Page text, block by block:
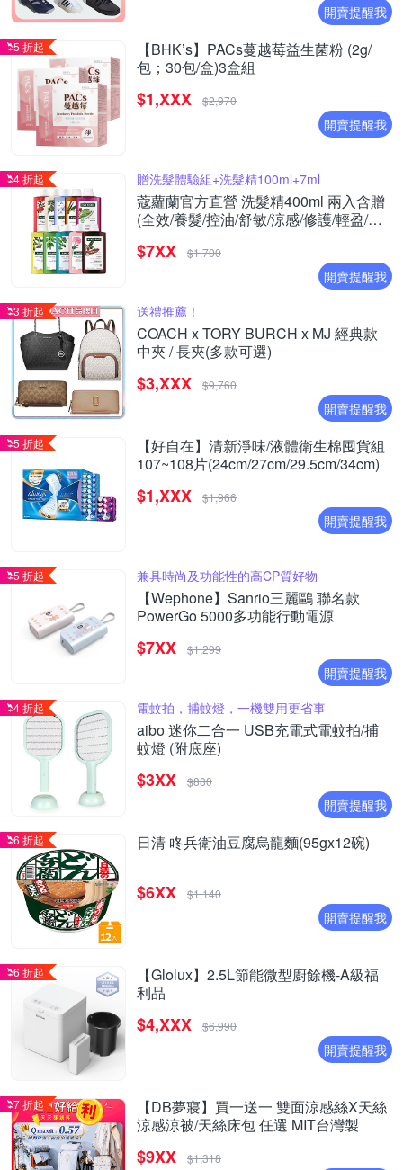
開賣提醒我
5 折起
【BHK’s】PACs蔓越莓益生菌粉 (2g/
包；30包/盒)3盒組
$1,XXX $2,970
開賣提醒我
4 折起 贈洗髮體驗組+洗髮精100ml+7ml
蔻蘿蘭官方直營 洗髮精400ml 兩入含贈
(全效/養髮/控油/舒敏/涼感/修護/輕盈/護
$7XX $1,700
開賣提醒我
3 折起 送禮推薦！
COACH x TORY BURCH x MJ 經典款
中夾 / 長夾(多款可選)
$3,XXX $9,760
開賣提醒我
5 折起
【好自在】清新淨味/液體衛生棉囤貨組
107~108片(24cm/27cm/29.5cm/34cm)
$1,XXX $1,966
開賣提醒我
5 折起 兼具時尚及功能性的高CP質好物
【Wephone】Sanrio三麗鷗 聯名款
PowerGo 5000多功能行動電源
$7XX $1,299
開賣提醒我
4 折起 電蚊拍，捕蚊燈，一機雙用更省事
aibo 迷你二合一 USB充電式電蚊拍/捕
蚊燈 (附底座)
$3XX $880
開賣提醒我
6 折起 日清 咚兵衛油豆腐烏龍麵(95gx12碗)
$6XX $1,140
開賣提醒我
6 折起
【Glolux】2.5L節能微型廚餘機-A級福
利品
$4,XXX $6,990
開賣提醒我
7 折起
【DB夢寢】買一送一 雙面涼感絲X天絲
涼感涼被/天絲床包 任選 MIT台灣製
$9XX $1,318